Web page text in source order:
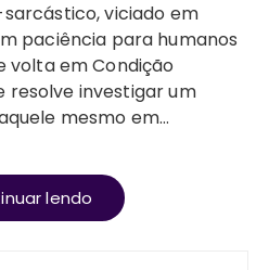
paciência para humanos
volta em Condição
resolve investigar um
mesmo em…
lendo